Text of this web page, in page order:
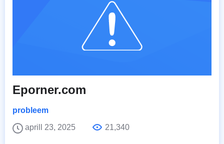
Eporner.com
probleem
aprill 23, 2025
21,340